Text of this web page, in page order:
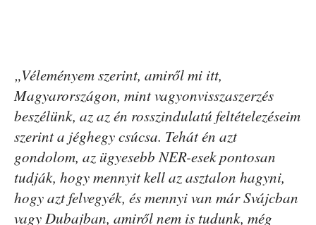
„Véleményem szerint, amiről mi itt,
Magyarországon, mint vagyonvisszaszerzés
beszélünk, az az én rosszindulatú feltételezéseim
szerint a jéghegy csúcsa. Tehát én azt
gondolom, az ügyesebb NER-esek pontosan
tudják, hogy mennyit kell az asztalon hagyni,
hogy azt felvegyék, és mennyi van már Svájcban
vagy Dubajban, amiről nem is tudunk, még